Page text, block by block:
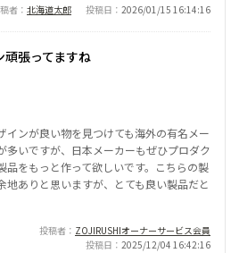
者 北海道太郎 投稿日 2026/01/15 16:14:16
頑張ってますね
インが良い物を見つけても海外の有名メー
多いですが、日本メーカーもぜひプロダク
品をもっと作って欲しいです。こちらの製
地ありと思いますが、とても良い製品だと
投稿者
ZOJIRUSHIオーナーサービス会員
投稿日
2025/12/04 16:42:16